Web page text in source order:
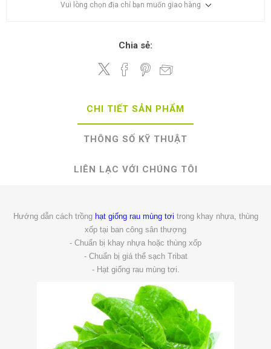
Vui lòng chọn địa chỉ bạn muốn giao hàng
Chia sẻ:
CHI TIẾT SẢN PHẨM
THÔNG SỐ KỸ THUẬT
LIÊN LẠC VỚI CHÚNG TÔI
Hướng dẫn cách trồng hạt giống rau mùng tơi trong khay nhựa, thùng
xốp tại ban công sân thượng
- Chuẩn bị khay nhựa hoặc thùng xốp
- Chuẩn bị giá thể sạch Tribat
- Hạt giống rau mùng tơi.